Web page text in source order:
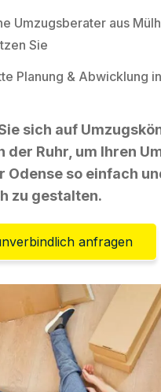
Umzugsberater aus
Sie
Planung & Abwicklung
sich auf
der Ruhr, um Ihren
Odense so einfach
zu gestalten.
anfragen